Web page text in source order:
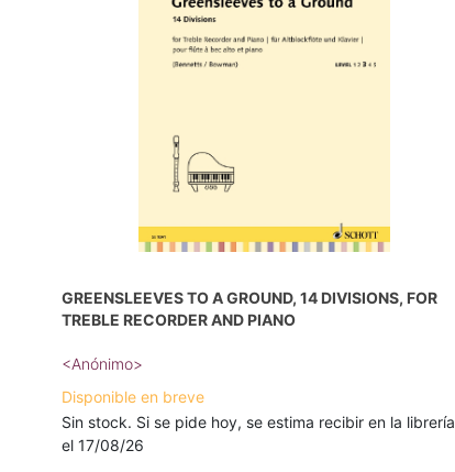
GREENSLEEVES TO A GROUND, 14 DIVISIONS, FOR
TREBLE RECORDER AND PIANO
<Anónimo>
Disponible en breve
Sin stock. Si se pide hoy, se estima recibir en la librería
el 17/08/26